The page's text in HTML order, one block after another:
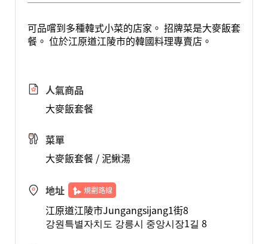
可品嚐到多種韓式小菜的店家。 招牌菜是大麥飯套
餐。 位於江原道江陵市的韓國料理專賣店。
人氣商品
大麥飯套餐
菜單
大麥飯套餐 / 泥鰍湯
地址 規劃路線
江原道江陵市Jungangsijang1街8
강원특별자치도 강릉시 중앙시장1길 8